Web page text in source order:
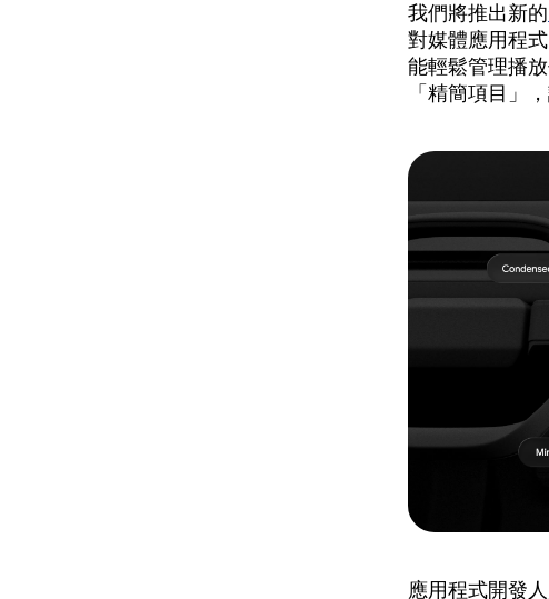
我們將推出新的
對媒體應用程
能輕鬆管理播
「精簡項目」
應用程式開發